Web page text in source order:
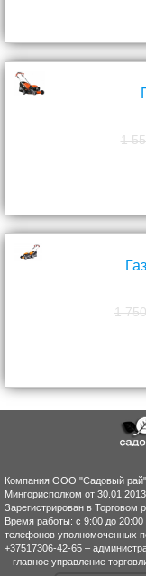
1
1
Компания ООО "Садовый рай"
Мингорисполком от
Зарегистрирован в Торговом
Время работы: с 9:00 до 20:00
телефонов уполномоченных
+37517306-42-65 –
– главное управление